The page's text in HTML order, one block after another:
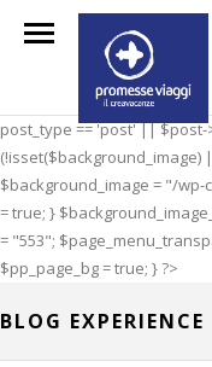
post_type == 'post' || $post-
$background_image = "/
= true; }
= "553";
$pp_page_bg = true; } ?>
BLOG EXPERIENCE